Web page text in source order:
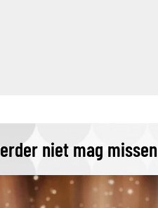
niet mag missen